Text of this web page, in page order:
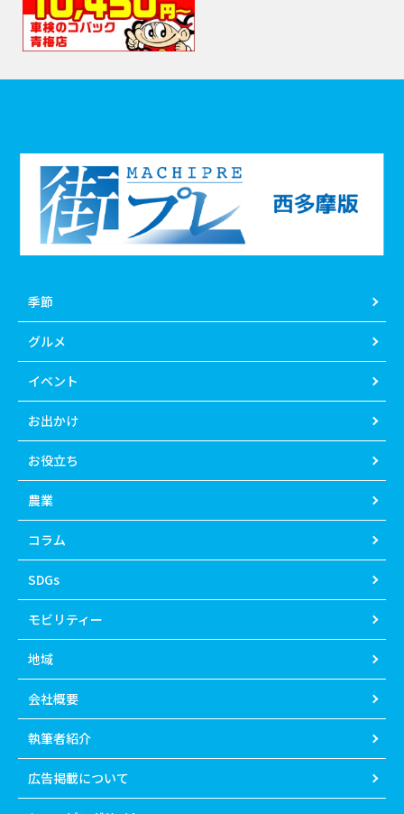
季節
グルメ
イベント
お出かけ
お役立ち
農業
コラム
SDGs
モビリティー
地域
会社概要
執筆者紹介
広告掲載について